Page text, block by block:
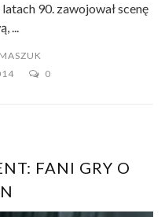
90. zawojował scenę
...
0
FANI GRY O